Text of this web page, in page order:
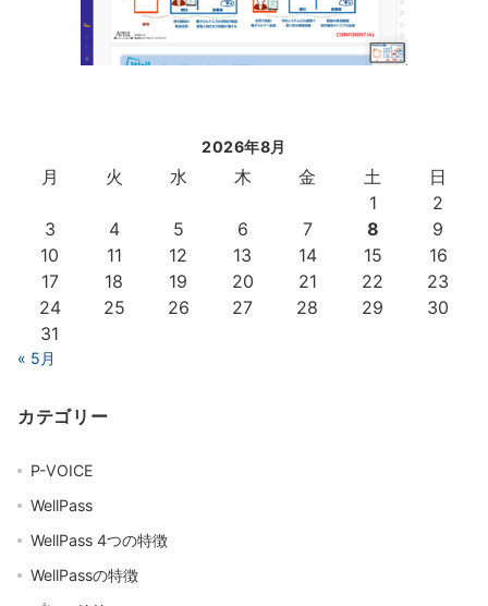
2026年8月
月 火 水 木 金 土
日
1
2
3
4 5 6 7 8
9
10
11 12 13 14 15
16
17
18 19 20 21 22
23
24
25 26 27 28 29
30
31
« 5月
カテゴリー
P-VOICE
WellPass
WellPass 4つの特徴
WellPassの特徴